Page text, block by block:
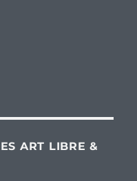
ART LIBRE &